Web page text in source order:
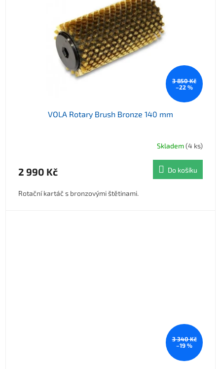
3 850 Kč
–22 %
VOLA Rotary Brush Bronze 140 mm
Skladem(4 ks)
2 990 Kč Do košíku
Rotační kartáč s bronzovými štětinami.
3 340 Kč
–19 %